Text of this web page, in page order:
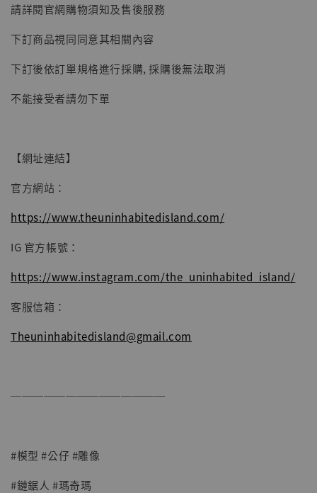
NT$ 4,980
NT$ 5,300
加入購物車
請詳閱官網購物須知及售後服務
下訂商品視同同意其相關內容
下訂後依訂單規格進行採購, 採購後無法取消
不能接受者請勿下單
【網址連結】
官方網站：
https://www.theuninhabitedisland.com/
IG 官方帳號：
https://www.instagram.com/the_uninhabited_island/
客服信箱：
Theuninhabitedisland@gmail.com
──────────────
#模型 #公仔 #雕像
#鏈鋸人 #瑪奇瑪